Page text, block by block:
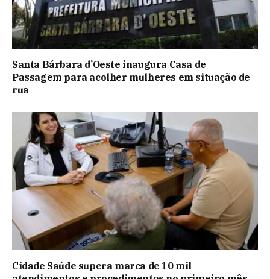
Santa Bárbara d’Oeste inaugura Casa de
Passagem para acolher mulheres em situação de
rua
Cidade Saúde supera marca de 10 mil